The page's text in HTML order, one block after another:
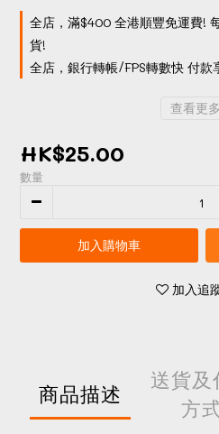
全店，滿$400 全港順豐免運費!
貨!
全店，銀行轉帳/FPS轉數快 付款
查看更多
HK$25.00
數量
加入購物車
加入追
商品描述
送貨及
方